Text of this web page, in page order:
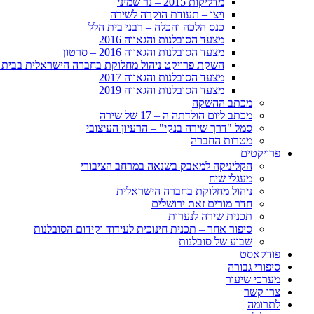
ויצו – תעודת הוקרה לשירה
כנס הלכה והכלה – רבני בית הלל
מצעד הסובלנות והגאווה 2016
מצעד הסובלנות והגאווה 2016 – סרטון
השקת פרויקט ניהול מחלוקת בחברה הישראלית
מצעד הסובלנות והגאווה 2017
מצעד הסובלנות והגאווה 2019
מכתב ההשקה
מכתב ליום הולדתה ה – 17 של שירה
סמל "דרך שירה בנקי" – הרעיון העיצובי
מטרות החברה
פרויקטים
הקליניקה למאבק בשנאה במרחב הציבורי
מעגלי שיח
ניהול מחלוקת בחברה הישראלית
חדר מורים זאת ירושלים
תכנית שירה לנערות
סיפור אחר – תכנית חינוכית לעידוד וקידום הסובלנות
שבוע של סובלנות
פודקאסט
סיפורי גבורה
מערכי שיעור
צרו קשר
לתרומה